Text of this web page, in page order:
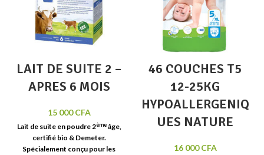
LAIT DE SUITE 2 –
APRES 6 MOIS
15 000CFA
Lait de suite en poudre 2èmeâge,
certifié bio & Demeter.
Spécialement conçu pour les
46 COUCHES T5
12-25KG
HYPOALLERGENIQ
UES NATURE
16 000CFA